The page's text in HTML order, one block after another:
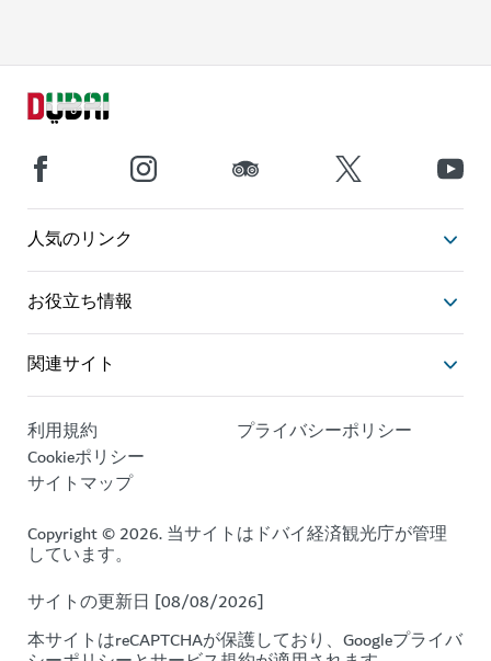
人気のリンク
お役立ち情報
関連サイト
利用規約
プライバシーポリシー
Cookieポリシー
サイトマップ
Copyright © 2026. 当サイトはドバイ経済観光庁が管理
しています。
サイトの更新日 [08/08/2026]
本サイトはreCAPTCHAが保護しており、Googleプライバ